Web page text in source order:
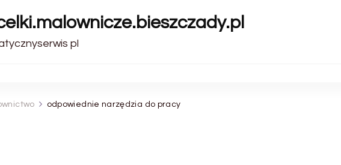
pl
odpowiednie narzędzia do pracy